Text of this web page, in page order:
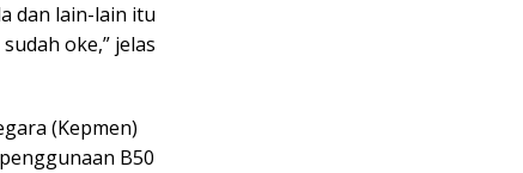
dan lain-lain itu
oke,” jelas
(Kepmen)
B50